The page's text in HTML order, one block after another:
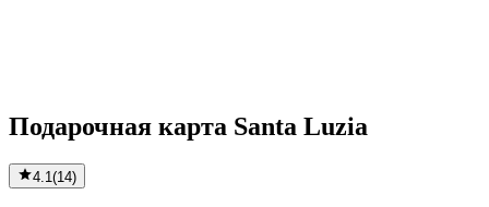
Подарочная карта Santa Luzia
4.1 (14)